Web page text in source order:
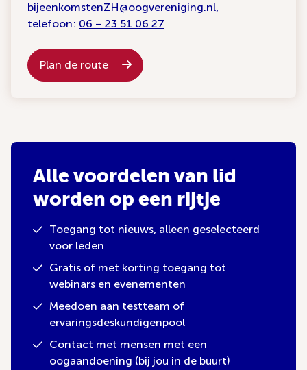
bijeenkomstenZH@oogvereniging.nl,
telefoon: 06 – 23 51 06 27
Plan de route
Alle voordelen van lid
worden op een rijtje
Toegang tot nieuws, alleen geselecteerd
voor leden
Gratis of met korting toegang tot
webinars en evenementen
Meedoen aan testteam of
ervaringsdeskundigenpool
Contact met mensen met een
oogaandoening (bij jou in de buurt)